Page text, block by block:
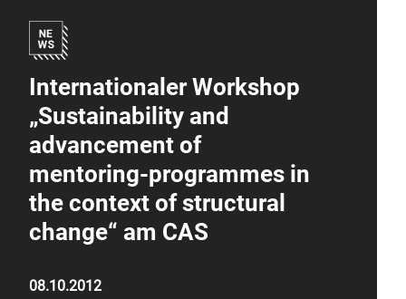
Internationaler Workshop
„Sustainability and
advancement of
mentoring-programmes in
the context of structural
change“ am CAS
08.10.2012